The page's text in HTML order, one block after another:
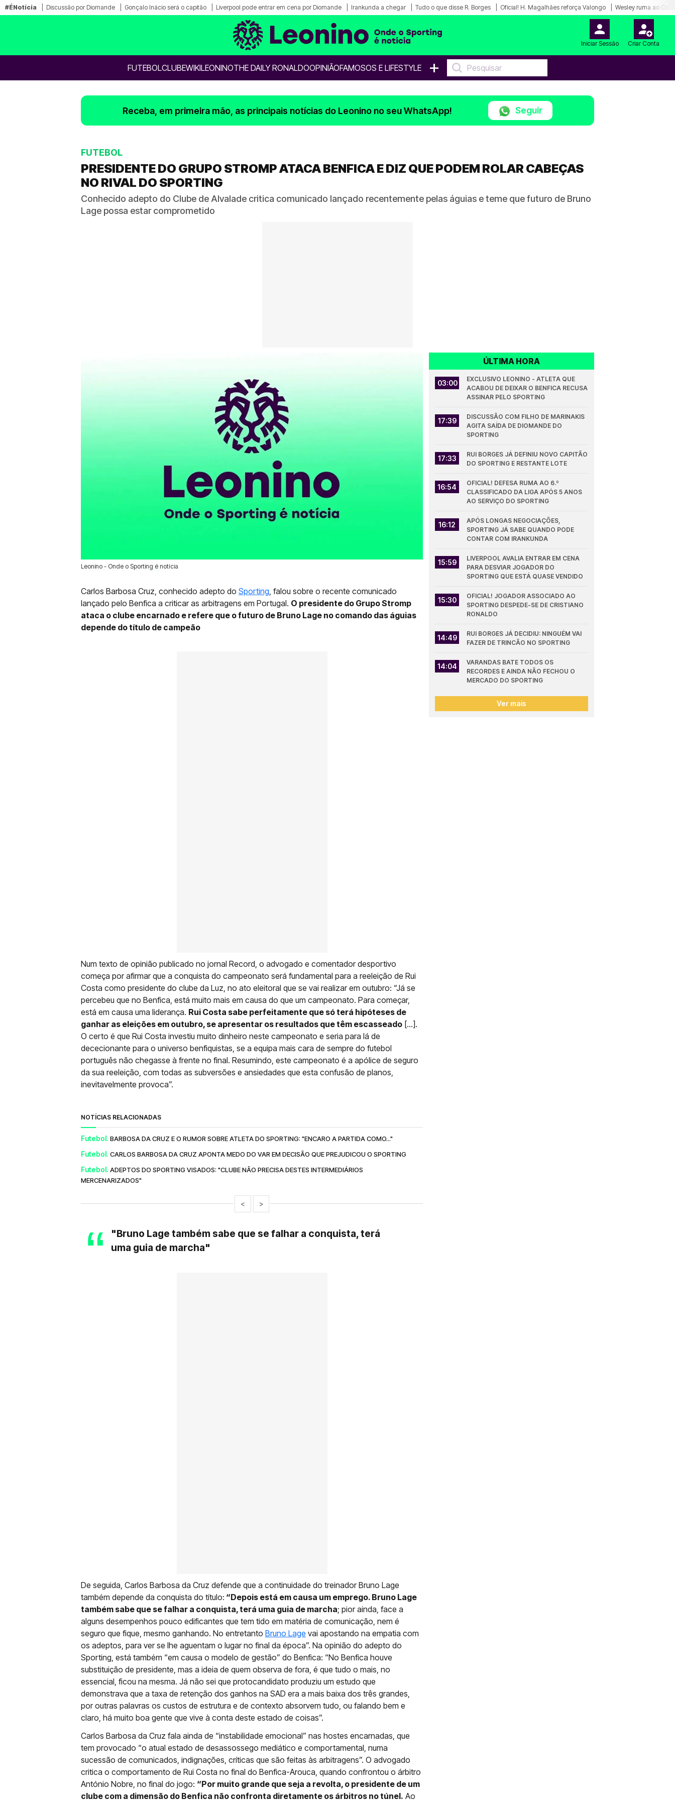
#ÉNotícia Discussão por Diomande Gonçalo Inácio será o capitão Liverpool pode entrar em cena por Diomande Irankunda a chegar Tudo o que disse R. Borges Oficial! H. Magalhães reforça Valongo Wesley ruma ao
Iniciar Sessão Criar Conta
FUTEBOLCLUBEWIKILEONINOTHE DAILY RONALDOOPINIÃOFAMOSOS E LIFESTYLE +
Receba, em primeira mão, as principais notícias do Leonino no seu WhatsApp! Seguir
FUTEBOL
PRESIDENTE DO GRUPO STROMP ATACA BENFICA E DIZ QUE PODEM ROLAR CABEÇAS
NO RIVAL DO SPORTING
Conhecido adepto do Clube de Alvalade critica comunicado lançado recentemente pelas águias e teme que futuro de Bruno
Lage possa estar comprometido
Leonino - Onde o Sporting é notícia
16 Abr 2025 | 21:40 | 0
Carlos Barbosa Cruz, conhecido adepto do Sporting , falou sobre o recente comunicado
lançado pelo Benfica a criticar as arbitragens em Portugal. O presidente do Grupo Stromp
ataca o clube encarnado e refere que o futuro de Bruno Lage no comando das águias
depende do título de campeão
Num texto de opinião publicado no jornal Record, o advogado e comentador desportivo
começa por afirmar que a conquista do campeonato será fundamental para a reeleição de Rui
Costa como presidente do clube da Luz, no ato eleitoral que se vai realizar em outubro: “Já se
percebeu que no Benfica, está muito mais em causa do que um campeonato. Para começar,
está em causa uma liderança. Rui Costa sabe perfeitamente que só terá hipóteses de
ganhar as eleições em outubro, se apresentar os resultados que têm escasseado […].
O certo é que Rui Costa investiu muito dinheiro neste campeonato e seria para lá de
dececionante para o universo benfiquistas, se a equipa mais cara de sempre do futebol
português não chegasse à frente no final. Resumindo, este campeonato é a apólice de seguro
da sua reeleição, com todas as subversões e ansiedades que esta confusão de planos,
inevitavelmente provoca”.
NOTÍCIAS RELACIONADAS
Futebol. BARBOSA DA CRUZ E O RUMOR SOBRE ATLETA DO SPORTING: "ENCARO A PARTIDA COMO..."
Futebol. CARLOS BARBOSA DA CRUZ APONTA MEDO DO VAR EM DECISÃO QUE PREJUDICOU O SPORTING
Futebol. ADEPTOS DO SPORTING VISADOS: "CLUBE NÃO PRECISA DESTES INTERMEDIÁRIOS
MERCENARIZADOS"
< >
"Bruno Lage também sabe que se falhar a conquista, terá
uma guia de marcha"
De seguida, Carlos Barbosa da Cruz defende que a continuidade do treinador Bruno Lage
também depende da conquista do título: “Depois está em causa um emprego. Bruno Lage
também sabe que se falhar a conquista, terá uma guia de marcha; pior ainda, face a
alguns desempenhos pouco edificantes que tem tido em matéria de comunicação, nem é
seguro que fique, mesmo ganhando. No entretanto Bruno Lage vai apostando na empatia com
os adeptos, para ver se lhe aguentam o lugar no final da época”. Na opinião do adepto do
Sporting, está também “em causa o modelo de gestão” do Benfica: “No Benfica houve
substituição de presidente, mas a ideia de quem observa de fora, é que tudo o mais, no
essencial, ficou na mesma. Já não sei que protocandidato produziu um estudo que
demonstrava que a taxa de retenção dos ganhos na SAD era a mais baixa dos três grandes,
por outras palavras os custos de estrutura e de contexto absorvem tudo, ou falando bem e
claro, há muito boa gente que vive à conta deste estado de coisas”.
Carlos Barbosa da Cruz fala ainda de “instabilidade emocional” nas hostes encarnadas, que
tem provocado “o atual estado de desassossego mediático e comportamental, numa
sucessão de comunicados, indignações, críticas que são feitas às arbitragens”. O advogado
critica o comportamento de Rui Costa no final do Benfica-Arouca, quando confrontou o árbitro
António Nobre, no final do jogo: “Por muito grande que seja a revolta, o presidente de um
clube com a dimensão do Benfica não confronta diretamente os árbitros no túnel. Ao
ÚLTIMA HORA
03:00
EXCLUSIVO LEONINO - ATLETA QUE
ACABOU DE DEIXAR O BENFICA RECUSA
ASSINAR PELO SPORTING
17:39
DISCUSSÃO COM FILHO DE MARINAKIS
AGITA SAÍDA DE DIOMANDE DO
SPORTING
17:33
RUI BORGES JÁ DEFINIU NOVO CAPITÃO
DO SPORTING E RESTANTE LOTE
16:54
OFICIAL! DEFESA RUMA AO 6.º
CLASSIFICADO DA LIGA APÓS 5 ANOS
AO SERVIÇO DO SPORTING
16:12
APÓS LONGAS NEGOCIAÇÕES,
SPORTING JÁ SABE QUANDO PODE
CONTAR COM IRANKUNDA
15:59
LIVERPOOL AVALIA ENTRAR EM CENA
PARA DESVIAR JOGADOR DO
SPORTING QUE ESTÁ QUASE VENDIDO
15:30
OFICIAL! JOGADOR ASSOCIADO AO
SPORTING DESPEDE-SE DE CRISTIANO
RONALDO
14:49
RUI BORGES JÁ DECIDIU: NINGUÉM VAI
FAZER DE TRINCÃO NO SPORTING
14:04
VARANDAS BATE TODOS OS
RECORDES E AINDA NÃO FECHOU O
MERCADO DO SPORTING
Ver mais